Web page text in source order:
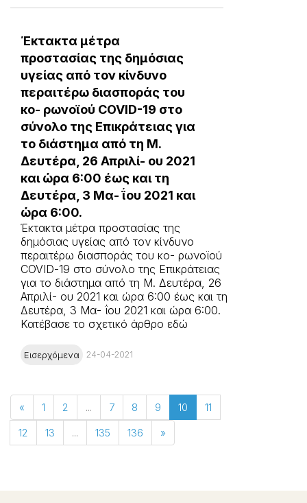
Έκτακτα μέτρα
προστασίας της δημόσιας
υγείας από τον κίνδυνο
περαιτέρω διασποράς του
κο- ρωνοϊού COVID-19 στο
σύνολο της Επικράτειας για
το διάστημα από τη Μ.
Δευτέρα, 26 Απριλί- ου 2021
και ώρα 6:00 έως και τη
Δευτέρα, 3 Μα- ΐου 2021 και
ώρα 6:00.
Έκτακτα μέτρα προστασίας της
δημόσιας υγείας από τον κίνδυνο
περαιτέρω διασποράς του κο- ρωνοϊού
COVID-19 στο σύνολο της Επικράτειας
για το διάστημα από τη Μ. Δευτέρα, 26
Απριλί- ου 2021 και ώρα 6:00 έως και τη
Δευτέρα, 3 Μα- ΐου 2021 και ώρα 6:00.
Κατέβασε το σχετικό άρθρο εδώ
Εισερχόμενα 24-04-2021
« 1 2 ... 7 8 9 10
11
12
13 ... 135 136 »